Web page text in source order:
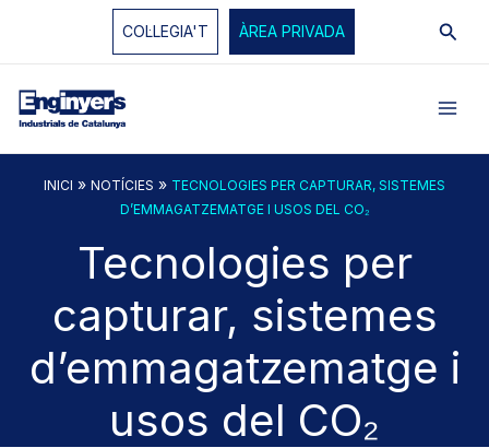
COL·LEGIA'T ÀREA PRIVADA
INICI » NOTÍCIES » TECNOLOGIES PER CAPTURAR, SISTEMES
D’EMMAGATZEMATGE I USOS DEL CO₂
Tecnologies per
capturar, sistemes
d’emmagatzematge i
usos del CO₂